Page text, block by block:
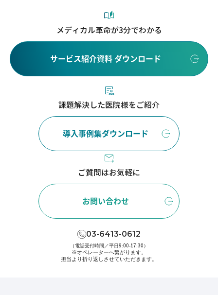
メディカル革命が3分でわかる
サービス紹介資料 ダウンロード
課題解決した医院様をご紹介
導入事例集ダウンロード
ご質問はお気軽に
お問い合わせ
03-6413-0612
（電話受付時間／平日9:00-17:30）
※オペレーターへ繋がります。
担当より折り返しさせていただきます。